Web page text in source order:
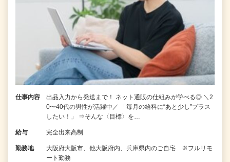
仕事内容
出品入力から発送まで！ ネット通販の仕組みが学べる◎ ＼2
0〜40代の男性が活躍中／ 「毎月の給料に“あと少し”プラス
したい！」 ⇒そんな〈目標〉を…
給与 完全出来高制
勤務地
大阪府大阪市、他大阪府内、兵庫県内のご自宅 ※フルリモ
ート勤務